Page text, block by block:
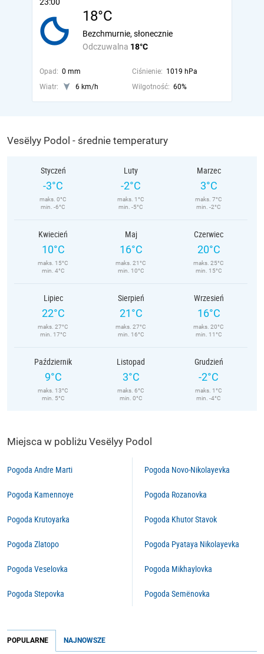
18°C
Odczuwalna 18°C
Bezchmurnie, słonecznie
Opad: 0 mm Ciśnienie: 1019 hPa
Wiatr:
6 km/h Wilgotność: 60%
Vesëlyy Podol - średnie temperatury
Styczeń
-3°C
maks. 0°C
min. -6°C
Luty
-2°C
maks. 1°C
min. -5°C
Marzec
3°C
maks. 7°C
min. -2°C
Kwiecień
10°C
maks. 15°C
min. 4°C
Maj
16°C
maks. 21°C
min. 10°C
Czerwiec
20°C
maks. 25°C
min. 15°C
Lipiec
22°C
maks. 27°C
min. 17°C
Sierpień
21°C
maks. 27°C
min. 16°C
Wrzesień
16°C
maks. 20°C
min. 11°C
Październik
9°C
maks. 13°C
min. 5°C
Listopad
3°C
maks. 6°C
min. 0°C
Grudzień
-2°C
maks. 1°C
min. -4°C
Miejsca w pobliżu Vesëlyy Podol
Pogoda Andre Marti
Pogoda Kamennoye
Pogoda Krutoyarka
Pogoda Zlatopo
Pogoda Veselovka
Pogoda Stepovka
Pogoda Novo-Nikolayevka
Pogoda Rozanovka
Pogoda Khutor Stavok
Pogoda Pyataya Nikolayevka
Pogoda Mikhaylovka
Pogoda Semënovka
POPULARNE NAJNOWSZE